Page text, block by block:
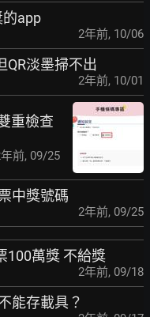
的app
2年前, 10/06
QR淡墨掃不出
2年前, 10/01
重檢查
前, 09/25
中獎號碼
2年前, 09/25
100萬獎 不給獎
2年前, 09/18
能存載具？